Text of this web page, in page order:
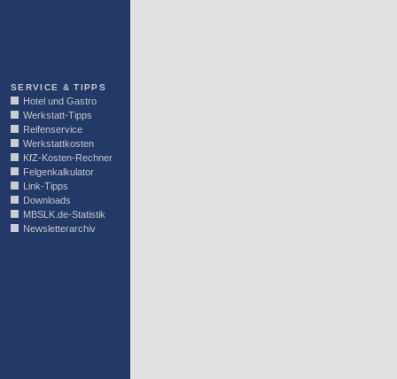
SERVICE & TIPPS
Hotel und Gastro
Werkstatt-Tipps
Reifenservice
Werkstattkosten
KfZ-Kosten-Rechner
Felgenkalkulator
Link-Tipps
Downloads
MBSLK.de-Statistik
Newsletterarchiv